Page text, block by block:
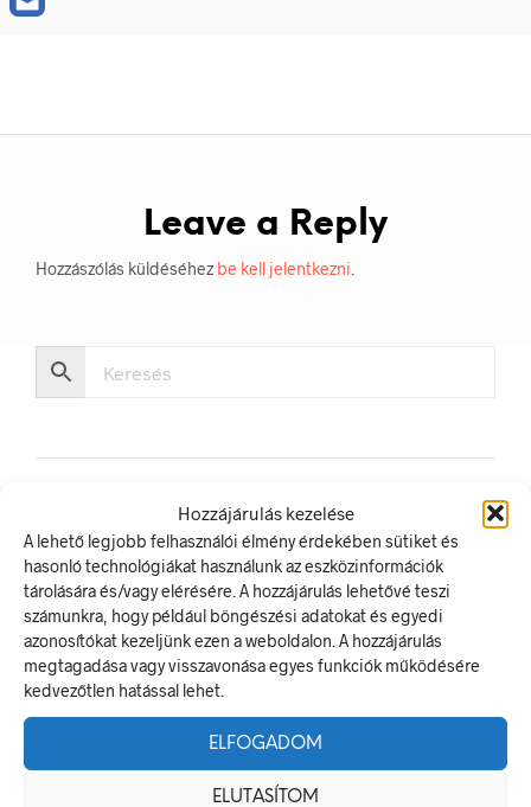
Hozzájárulás kezelése
A lehető legjobb felhasználói élmény érdekében sütiket és
hasonló technológiákat használunk az eszközinformációk
tárolására és/vagy elérésére. A hozzájárulás lehetővé teszi
számunkra, hogy például böngészési adatokat és egyedi
azonosítókat kezeljünk ezen a weboldalon. A hozzájárulás
megtagadása vagy visszavonása egyes funkciók működésére
kedvezőtlen hatással lehet.
ELFOGADOM
ELUTASÍTOM
Leave a Reply
Hozzászólás küldéséhez be kell jelentkezni
LEGUTÓBBI BEJEGYZÉSEK
Munkavédelmi Táblák És Biztonsági Jelzések – Miért
Nélkülözhetetlenek A Munkahelyen?
Jól Láthatósági Mellény: Miért Fontos, Hogyan Válaszd Ki,
És Hogyan Teheted Egyedivé?
A Biztonságos Hulladékgazdálkodás: A Hulladékgyűjtő